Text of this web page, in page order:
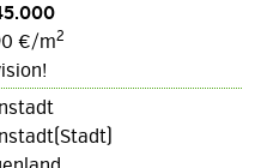
€/m2